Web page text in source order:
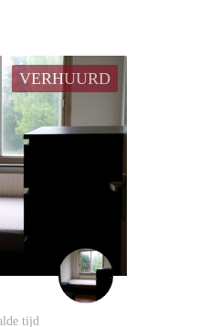
VERHUURD
tijd